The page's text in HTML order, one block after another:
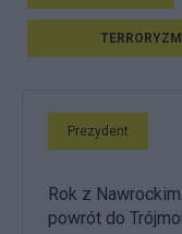
TERRORYZM
Prezydent
Rok z
powrót do